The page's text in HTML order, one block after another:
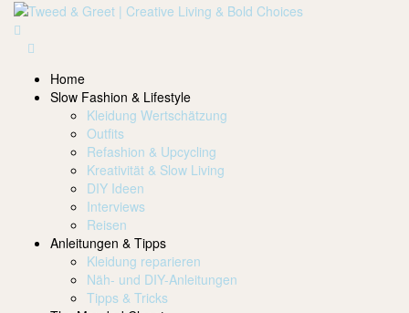
Home
Slow Fashion & Lifestyle
Kleidung Wertschätzung
Outfits
Refashion & Upcycling
Kreativität & Slow Living
DIY Ideen
Interviews
Reisen
Anleitungen & Tipps
Kleidung reparieren
Näh- und DIY-Anleitungen
Tipps & Tricks